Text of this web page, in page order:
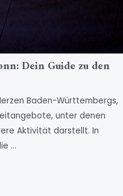
Dein Guide zu den
Baden-Württembergs,
unter denen
Aktivität darstellt. In
…